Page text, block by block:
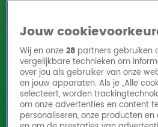
HomeActiesRadioshows DJ'sRadio 10
Radio luisteren
Volg Radio 10
Jouw
Wij en onze28 partners gebruiken
vergelijkbare technieken om
over jou als gebruiker van onze
en jouw apparaten. Als je „Alle
selecteert, worden
om onze advertenties en content
personaliseren, onze producten